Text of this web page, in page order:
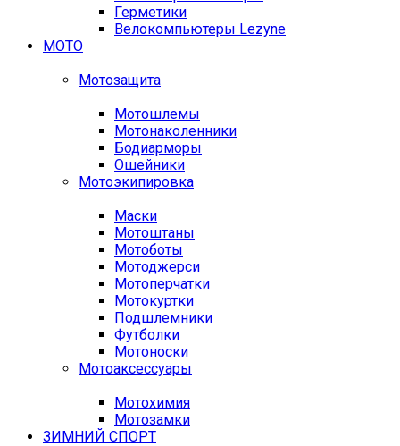
Герметики
Велокомпьютеры Lezyne
МОТО
Мотозащита
Мотошлемы
Мотонаколенники
Бодиарморы
Ошейники
Мотоэкипировка
Маски
Мотоштаны
Мотоботы
Мотоджерси
Мотоперчатки
Мотокуртки
Подшлемники
Футболки
Мотоноски
Мотоаксессуары
Мотохимия
Мотозамки
ЗИМНИЙ СПОРТ